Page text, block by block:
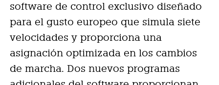
software de control exclusivo diseñado
para el gusto europeo que simula siete
velocidades y proporciona una
asignación optimizada en los cambios
de marcha. Dos nuevos programas